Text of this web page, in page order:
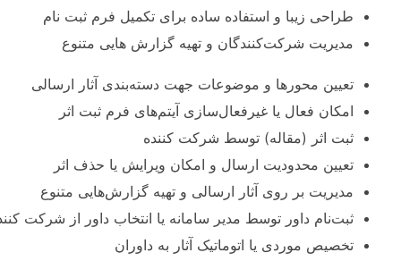
طراحی زیبا و استفاده ساده برای تکمیل فرم‌ ثبت نام
مدیریت شرکت‌کنندگان و تهیه گزارش ‌هایی متنوع
تعیین محورها و موضوعات جهت دسته‌بندی آثار ارسالی
امکان فعال یا غیر‌فعال‌سازی آیتم‌های فرم ثبت اثر
ثبت اثر (مقاله) توسط شرکت کننده
تعیین محدودیت ارسال و امکان ویرایش یا حذف اثر
مدیریت بر روی آثار ارسالی و تهیه گزارش‌هایی متنوع
ثبت‌نام داور توسط مدیر سامانه یا انتخاب داور از شرکت
تخصیص موردی یا اتوماتیک آثار به داوران